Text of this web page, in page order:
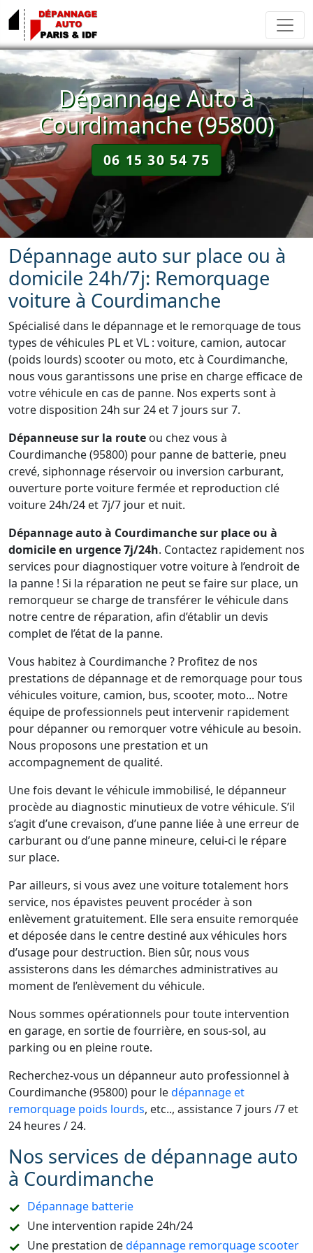
Dépannage Auto à
Courdimanche (95800)
06 15 30 54 75
Dépannage auto sur place ou à
domicile 24h/7j: Remorquage
voiture à Courdimanche
Spécialisé dans le dépannage et le remorquage de tous
types de véhicules PL et VL : voiture, camion, autocar
(poids lourds) scooter ou moto, etc à Courdimanche,
nous vous garantissons une prise en charge efficace de
votre véhicule en cas de panne. Nos experts sont à
votre disposition 24h sur 24 et 7 jours sur 7.
Dépanneuse sur la route ou chez vous à
Courdimanche (95800) pour panne de batterie, pneu
crevé, siphonnage réservoir ou inversion carburant,
ouverture porte voiture fermée et reproduction clé
voiture 24h/24 et 7j/7 jour et nuit.
Dépannage auto à Courdimanche sur place ou à
domicile en urgence 7j/24h. Contactez rapidement nos
services pour diagnostiquer votre voiture à l’endroit de
la panne ! Si la réparation ne peut se faire sur place, un
remorqueur se charge de transférer le véhicule dans
notre centre de réparation, afin d’établir un devis
complet de l’état de la panne.
Vous habitez à Courdimanche ? Profitez de nos
prestations de dépannage et de remorquage pour tous
véhicules voiture, camion, bus, scooter, moto... Notre
équipe de professionnels peut intervenir rapidement
pour dépanner ou remorquer votre véhicule au besoin.
Nous proposons une prestation et un
accompagnement de qualité.
Une fois devant le véhicule immobilisé, le dépanneur
procède au diagnostic minutieux de votre véhicule. S’il
s’agit d’une crevaison, d’une panne liée à une erreur de
carburant ou d’une panne mineure, celui-ci le répare
sur place.
Par ailleurs, si vous avez une voiture totalement hors
service, nos épavistes peuvent procéder à son
enlèvement gratuitement. Elle sera ensuite remorquée
et déposée dans le centre destiné aux véhicules hors
d’usage pour destruction. Bien sûr, nous vous
assisterons dans les démarches administratives au
moment de l’enlèvement du véhicule.
Nous sommes opérationnels pour toute intervention
en garage, en sortie de fourrière, en sous-sol, au
parking ou en pleine route.
Recherchez-vous un dépanneur auto professionnel à
Courdimanche (95800) pour ledépannage et
remorquage poids lourds, etc.., assistance 7 jours /7 et
24 heures / 24.
Nos services de dépannage auto
à Courdimanche
Dépannage batterie
Une intervention rapide 24h/24
Une prestation dedépannage remorquage scooter